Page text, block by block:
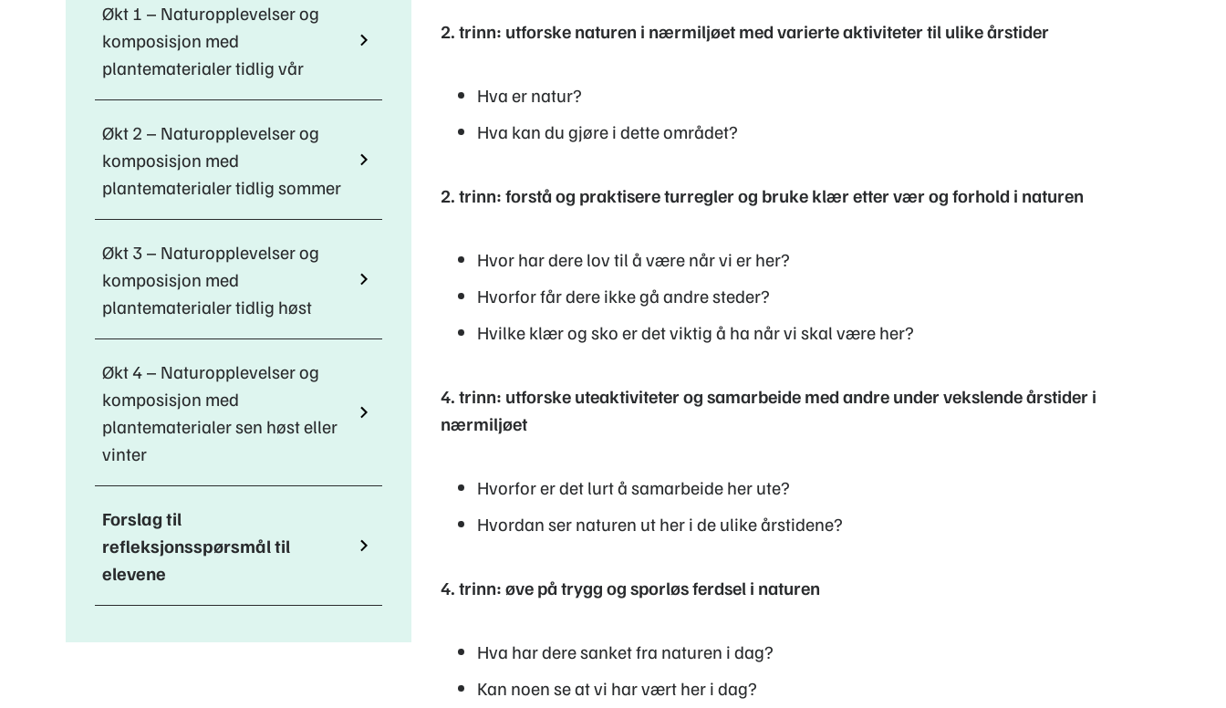
Økt 1 – Naturopplevelser og
komposisjon med
plantematerialer tidlig vår
Økt 2 – Naturopplevelser og
komposisjon med
plantematerialer tidlig sommer
Økt 3 – Naturopplevelser og
komposisjon med
plantematerialer tidlig høst
Økt 4 – Naturopplevelser og
komposisjon med
plantematerialer sen høst eller
vinter
Forslag til
refleksjonsspørsmål til
elevene
2. trinn: utforske naturen i nærmiljøet med varierte aktiviteter til ulike årstider
Hva er natur?
Hva kan du gjøre i dette området?
2. trinn: forstå og praktisere turregler og bruke klær etter vær og forhold i naturen
Hvor har dere lov til å være når vi er her?
Hvorfor får dere ikke gå andre steder?
Hvilke klær og sko er det viktig å ha når vi skal være her?
4. trinn: utforske uteaktiviteter og samarbeide med andre under vekslende årstider i
nærmiljøet
Hvorfor er det lurt å samarbeide her ute?
Hvordan ser naturen ut her i de ulike årstidene?
4. trinn: øve på trygg og sporløs ferdsel i naturen
Hva har dere sanket fra naturen i dag?
Kan noen se at vi har vært her i dag?